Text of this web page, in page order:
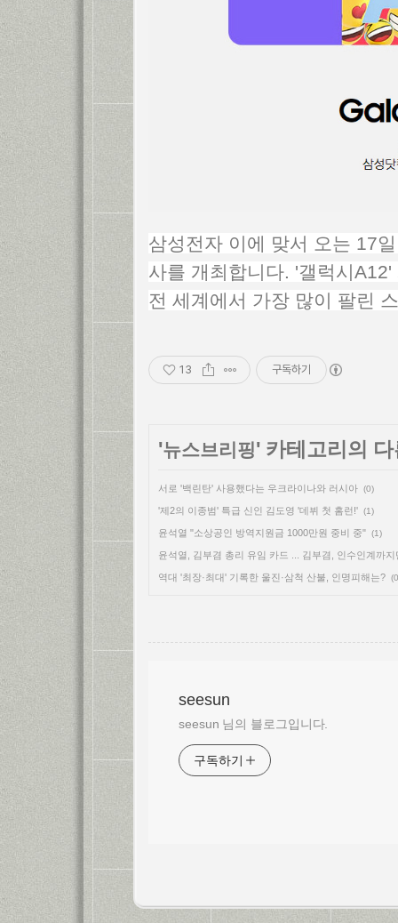
삼성전자 이에 맞서 오는 17
사를 개최합니다. '갤럭시
전 세계에서 가장 많이 팔린
13 구독하기
'뉴스브리핑' 카테고리의
서로 '백린탄' 사용했다는 우크라이나와 러시아 (0)
'제2의 이종범' 특급 신인 김도영 '데뷔 첫 홈런!' (1)
윤석열 "소상공인 방역지원금 1000만원 중비 중" (1)
윤석열, 김부겸 총리 유임 카드 ... 김부겸, 인수인계까지
역대 '최장·최대' 기록한 울진·삼척 산불, 인명피해는?
seesun
seesun 님의 블로그입니다.
구독하기